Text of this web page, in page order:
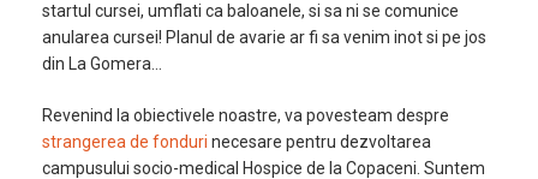
startul cursei, umflati ca baloanele, si sa ni se comunice
anularea cursei! Planul de avarie ar fi sa venim inot si pe jos
din La Gomera…
Revenind la obiectivele noastre, va povesteam despre
strangerea de fonduri necesare pentru dezvoltarea
campusului socio-medical Hospice de la Copaceni. Suntem